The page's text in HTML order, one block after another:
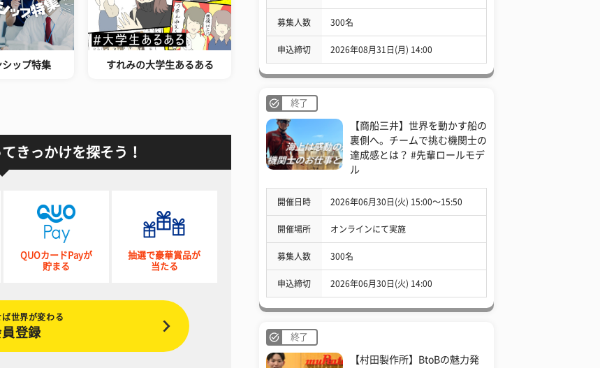
ップ特集 すれみの大学生あるある
きっかけを探そう！
QUOカードPayが
貯まる
抽選で豪華賞品が
当たる
世界が変わる
登録
募集人数 300名
申込締切 2026年08月31日(月) 14:00
終了
【商船三井】世界を動かす船の
裏側へ。チームで挑む機関士の
達成感とは？ #先輩ロールモデ
ル
開催日時 2026年06月30日(火) 15:00〜15:50
開催場所 オンラインにて実施
募集人数 300名
申込締切 2026年06月30日(火) 14:00
終了
【村田製作所】BtoBの魅力発